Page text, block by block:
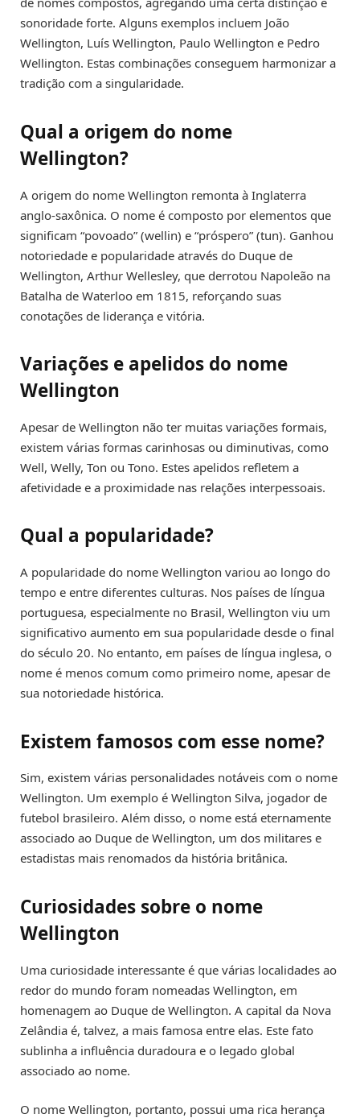
sonoridade forte. Alguns exemplos incluem João
Wellington, Luís Wellington, Paulo Wellington e Pedro
Wellington. Estas combinações conseguem harmonizar a
tradição com a singularidade.
Qual a origem do nome
Wellington?
A origem do nome Wellington remonta à Inglaterra
anglo-saxônica. O nome é composto por elementos que
significam “povoado” (wellin) e “próspero” (tun). Ganhou
notoriedade e popularidade através do Duque de
Wellington, Arthur Wellesley, que derrotou Napoleão na
Batalha de Waterloo em 1815, reforçando suas
conotações de liderança e vitória.
Variações e apelidos do nome
Wellington
Apesar de Wellington não ter muitas variações formais,
existem várias formas carinhosas ou diminutivas, como
Well, Welly, Ton ou Tono. Estes apelidos refletem a
afetividade e a proximidade nas relações interpessoais.
Qual a popularidade?
A popularidade do nome Wellington variou ao longo do
tempo e entre diferentes culturas. Nos países de língua
portuguesa, especialmente no Brasil, Wellington viu um
significativo aumento em sua popularidade desde o final
do século 20. No entanto, em países de língua inglesa, o
nome é menos comum como primeiro nome, apesar de
sua notoriedade histórica.
Existem famosos com esse nome?
Sim, existem várias personalidades notáveis com o nome
Wellington. Um exemplo é Wellington Silva, jogador de
futebol brasileiro. Além disso, o nome está eternamente
associado ao Duque de Wellington, um dos militares e
estadistas mais renomados da história britânica.
Curiosidades sobre o nome
Wellington
Uma curiosidade interessante é que várias localidades ao
redor do mundo foram nomeadas Wellington, em
homenagem ao Duque de Wellington. A capital da Nova
Zelândia é, talvez, a mais famosa entre elas. Este fato
sublinha a influência duradoura e o legado global
associado ao nome.
O nome Wellington, portanto, possui uma rica herança